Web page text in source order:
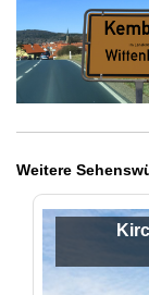
Weitere